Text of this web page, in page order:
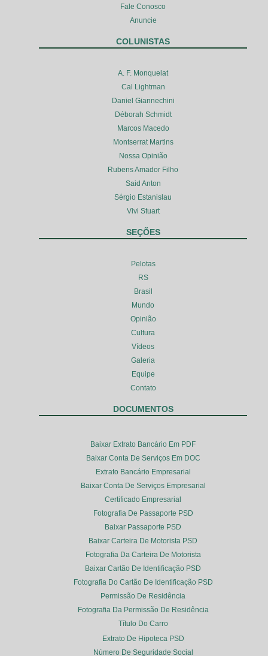
Fale Conosco
Anuncie
COLUNISTAS
A. F. Monquelat
Cal Lightman
Daniel Giannechini
Déborah Schmidt
Marcos Macedo
Montserrat Martins
Nossa Opinião
Rubens Amador Filho
Said Anton
Sérgio Estanislau
Vivi Stuart
SEÇÕES
Pelotas
RS
Brasil
Mundo
Opinião
Cultura
Vídeos
Galeria
Equipe
Contato
DOCUMENTOS
Baixar Extrato Bancário Em PDF
Baixar Conta De Serviços Em DOC
Extrato Bancário Empresarial
Baixar Conta De Serviços Empresarial
Certificado Empresarial
Fotografia De Passaporte PSD
Baixar Passaporte PSD
Baixar Carteira De Motorista PSD
Fotografia Da Carteira De Motorista
Baixar Cartão De Identificação PSD
Fotografia Do Cartão De Identificação PSD
Permissão De Residência
Fotografia Da Permissão De Residência
Título Do Carro
Extrato De Hipoteca PSD
Número De Seguridade Social